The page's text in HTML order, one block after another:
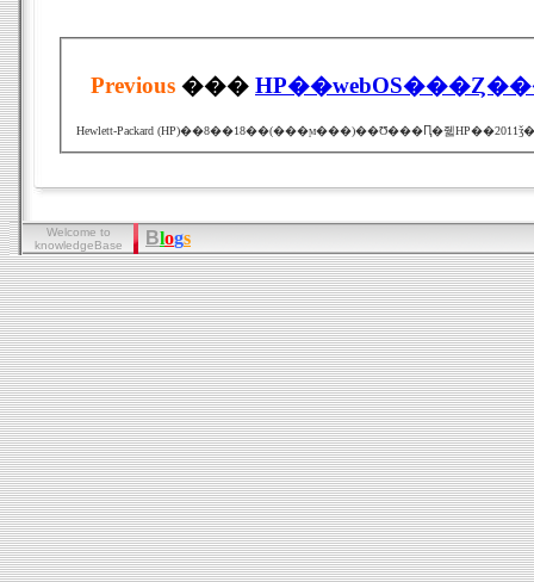
Previous ���
Welcome to
knowledgeBase
Blogs